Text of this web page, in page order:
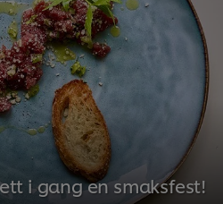
i gang en smaksfest!